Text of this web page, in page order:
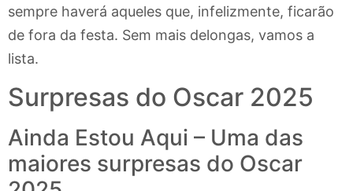
sempre haverá aqueles que, infelizmente, ficarão
de fora da festa. Sem mais delongas, vamos a
lista.
Surpresas do Oscar 2025
Ainda Estou Aqui – Uma das
maiores surpresas do Oscar